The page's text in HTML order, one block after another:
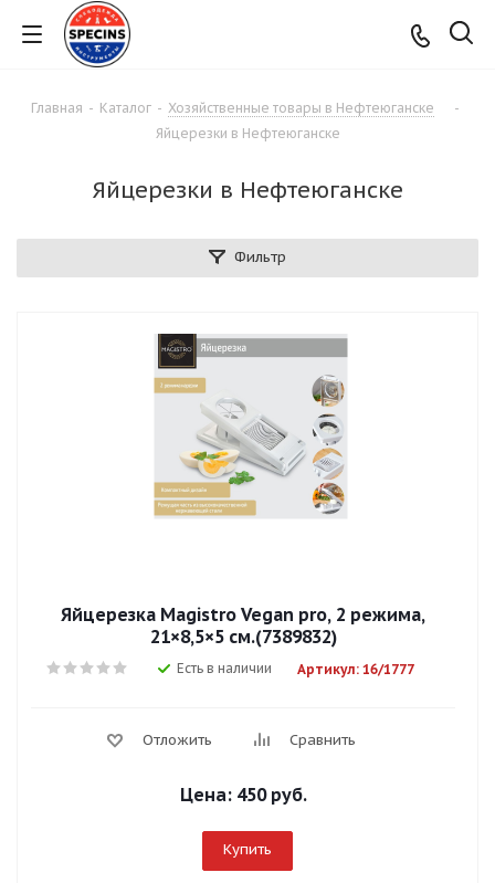
Главная - Каталог - Хозяйственные товары в Нефтеюганске
-
Яйцерезки в Нефтеюганске
Яйцерезки в Нефтеюганске
Фильтр
Яйцерезка Magistro Vegan pro, 2 режима,
21×8,5×5 см.(7389832)
Есть в наличии Артикул: 16/1777
Отложить Сравнить
Цена: 450 руб.
Купить